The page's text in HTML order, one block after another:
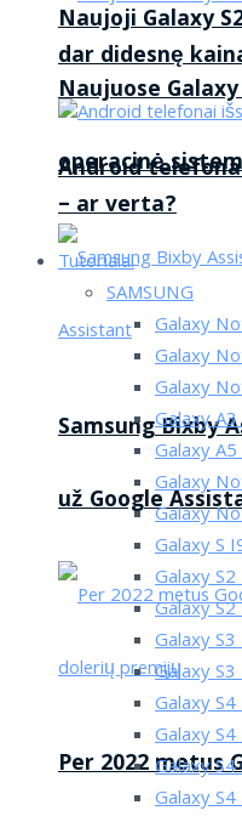
Naujuose
operacinė
Samsung Bixby
už Google
Per 2022 metus
Naujoji Galaxy
dar didesnę
Android
– ar verta?
Tutorialai
SAMSUNG
Galaxy
Galaxy
Galaxy
Galaxy
Galaxy
Galaxy
Galaxy
Galaxy S
Galaxy
Galaxy
Galaxy
Galaxy
Galaxy
Galaxy
Galaxy
Galaxy